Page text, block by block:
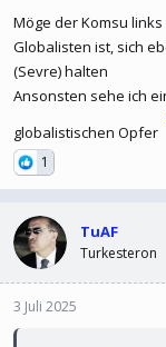
Möge der Komsu
Globalisten ist, sich
(Sevre) halten
Ansonsten sehe ich
globalistischen Opfer
1
TuAF
Turkesteron
3 Juli 2025